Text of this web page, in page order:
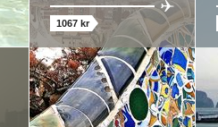
1067 kr